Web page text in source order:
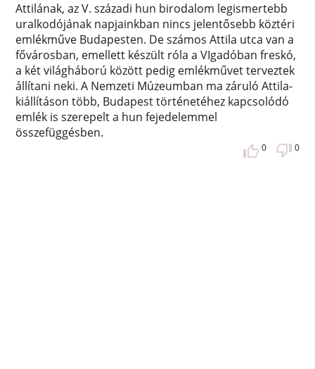
Attilának, az V. századi hun birodalom legismertebb
uralkodójának napjainkban nincs jelentősebb köztéri
emlékműve Budapesten. De számos Attila utca van a
fővárosban, emellett készült róla a VIgadóban freskó,
a két világháború között pedig emlékművet terveztek
állítani neki. A Nemzeti Múzeumban ma záruló Attila-
kiállításon több, Budapest történetéhez kapcsolódó
emlék is szerepelt a hun fejedelemmel
összefüggésben.
0 0